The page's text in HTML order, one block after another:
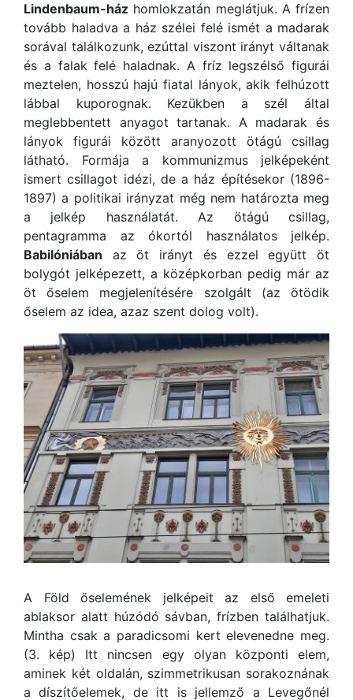
Lindenbaum-ház homlokzatán meglátjuk. A frízen
tovább haladva a ház szélei felé ismét a madarak
sorával találkozunk, ezúttal viszont irányt váltanak
és a falak felé haladnak. A fríz legszélső figurái
meztelen, hosszú hajú fiatal lányok, akik felhúzott
lábbal kuporognak. Kezükben a szél által
meglebbentett anyagot tartanak. A madarak és
lányok figurái között aranyozott ötágú csillag
látható. Formája a kommunizmus jelképeként
ismert csillagot idézi, de a ház építésekor (1896-
1897) a politikai irányzat még nem határozta meg
a jelkép használatát. Az ötágú csillag,
pentagramma az ókortól használatos jelkép.
Babilóniában az öt irányt és ezzel együtt öt
bolygót jelképezett, a középkorban pedig már az
öt őselem megjelenítésére szolgált (az ötödik
őselem az idea, azaz szent dolog volt).
A Föld őselemének jelképeit az első emeleti
ablaksor alatt húzódó sávban, frízben találhatjuk.
Mintha csak a paradicsomi kert elevenedne meg.
(3. kép) Itt nincsen egy olyan központi elem,
aminek két oldalán, szimmetrikusan sorakoznának
a díszítőelemek, de itt is jellemző a Levegőnél